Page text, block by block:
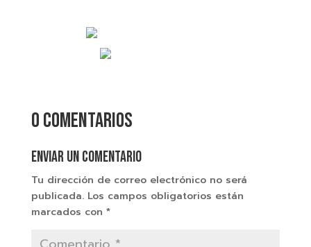
0 comentarios
Enviar un comentario
Tu dirección de correo electrónico no será
publicada. Los campos obligatorios están
marcados con *